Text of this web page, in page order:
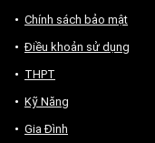
Chính sách bảo mật
Điều khoản sử dụng
THPT
Kỹ Năng
Gia Đình